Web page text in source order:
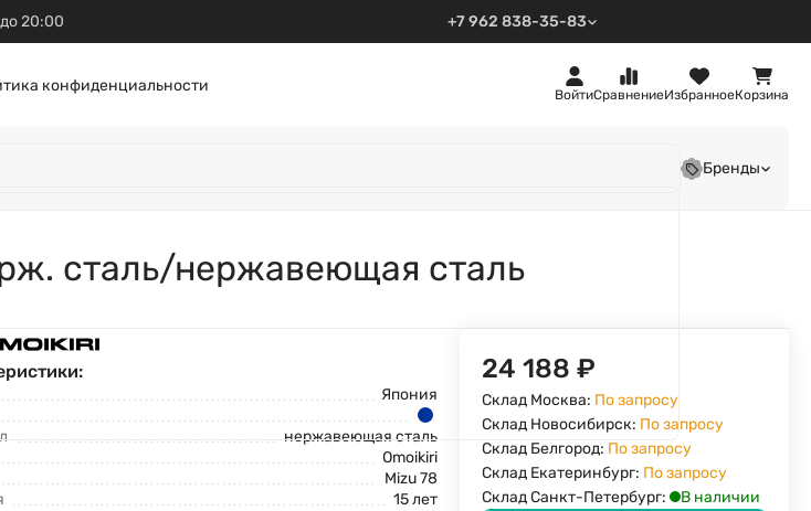
20:00 +7 962 838-35-83
конфиденциальности
ВойтиСравнениеИзбранноеКорзина
Бренды
сталь/нержавеющая сталь
Япония
нержавеющая сталь
Omoikiri
Mizu 78
15 лет
24 188₽
Склад Москва: По запросу
Склад Новосибирск: По запросу
Склад Белгород: По запросу
Склад Екатеринбург: По запросу
Склад Санкт-Петербург:
В наличии